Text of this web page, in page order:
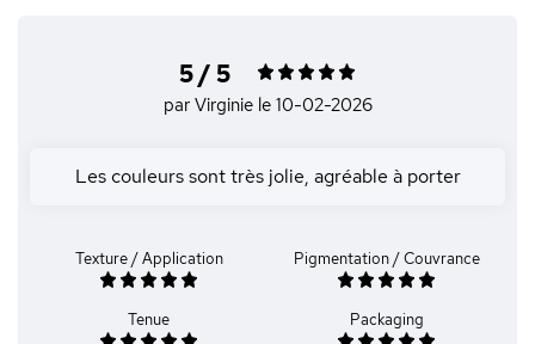
5 / 5
par Virginie le 10-02-2026
Les couleurs sont très jolie, agréable à porter
Texture / Application Pigmentation / Couvrance
Tenue Packaging